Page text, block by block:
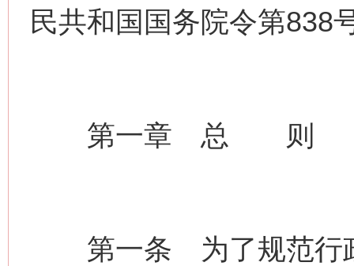
民共和国国务院令第838
第一章 总 则
第一条 为了规范行政